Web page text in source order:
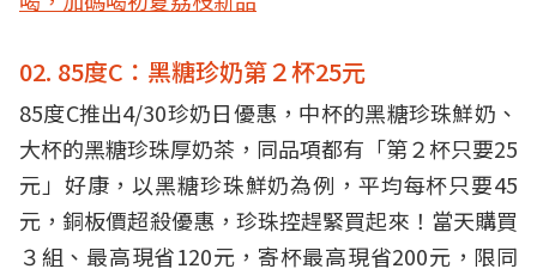
02. 85度C：黑糖珍奶第２杯25元
85度C推出4/30珍奶日優惠，中杯的黑糖珍珠鮮奶、
大杯的黑糖珍珠厚奶茶，同品項都有「第２杯只要25
元」好康，以黑糖珍珠鮮奶為例，平均每杯只要45
元，銅板價超殺優惠，珍珠控趕緊買起來！當天購買
３組、最高現省120元，寄杯最高現省200元，限同